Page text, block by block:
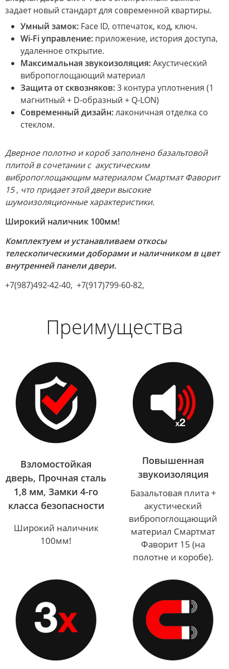
задает новый стандарт для современной квартиры.
Умный замок: Face ID, отпечаток, код, ключ.
Wi-Fi управление: приложение, история доступа,
удаленное открытие.
Максимальная звукоизоляция:Акустический
вибропоглощающий материал
Защита от сквозняков:3 контура уплотнения (1
магнитный + D-образный + Q-LON)
Современный дизайн:лаконичная отделка со
стеклом.
Дверное полотно и короб заполнено базальтовой
плитой в сочетании с акустическим
вибропоглощающим материалом Смартмат Фаворит
15 , что придает этой двери высокие
шумоизоляционные характеристики.
Широкий наличник 100мм!
Комплектуем и устанавливаем откосы
телескопическими доборами и наличником в цвет
внутренней панели двери.
+7(987)492-42-40, +7(917)799-60-82,
Преимущества
Взломостойкая
дверь, Прочная сталь
1,8 мм, Замки 4-го
класса безопасности
Широкий наличник
100мм!
Повышенная
звукоизоляция
Базальтовая плита +
акустический
вибропоглощающий
материал Смартмат
Фаворит 15 (на
полотне и коробе).